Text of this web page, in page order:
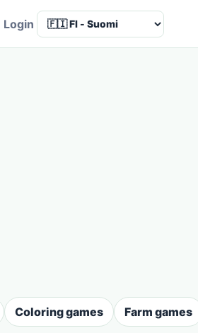
Login Language
Coloring games Farm games